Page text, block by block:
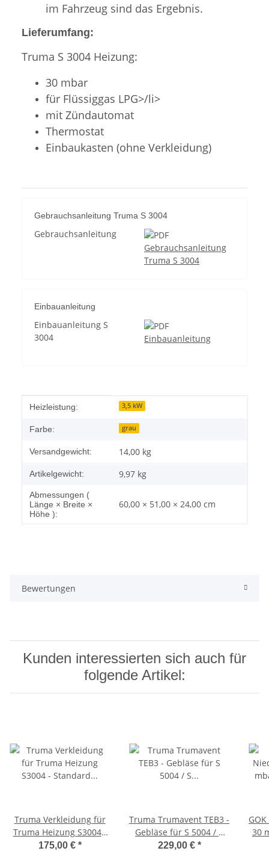
im Fahrzeug sind das Ergebnis.
Lieferumfang:
Truma S 3004 Heizung:
30 mbar
für Flüssiggas LPG>/li>
mit Zündautomat
Thermostat
Einbaukasten (ohne Verkleidung)
Gebrauchsanleitung Truma S 3004
Gebrauchsanleitung
Gebrauchsanleitung
Truma S 3004
Einbauanleitung
Einbauanleitung S
3004
Einbauanleitung
Produkteigenschaft
Wert
Heizleistung: 3,5 kW
Farbe: grau
Versandgewicht: 14,00 kg
Artikelgewicht: 9,97 kg
Abmessungen (
Länge × Breite ×
Höhe ):
60,00 × 51,00 × 24,00 cm
Bewertungen
Kunden interessierten sich auch für
folgende Artikel:
Truma Verkleidung für
Truma Heizung S3004 -
Standard - titangrau -
175,00 € *
Truma Trumavent TEB3 -
Gebläse für S 5004 / S
3004 - 12V - mit Booster
229,00 € *
30